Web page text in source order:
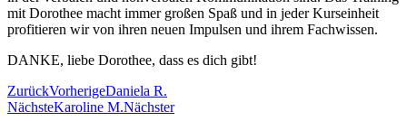
mit Dorothee macht immer großen Spaß und in jeder Kurseinheit
profitieren wir von ihren neuen Impulsen und ihrem Fachwissen.
DANKE, liebe Dorothee, dass es dich gibt!
ZurückVorherigeDaniela R.
NächsteKaroline M.Nächster